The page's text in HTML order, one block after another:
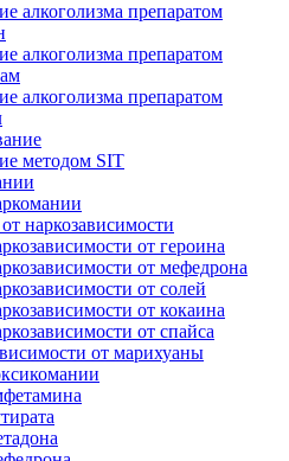
алкоголизма препаратом
алкоголизма препаратом
алкоголизма препаратом
методом SIT
наркозависимости
от героина
от мефедрона
от солей
от кокаина
от спайса
от марихуаны